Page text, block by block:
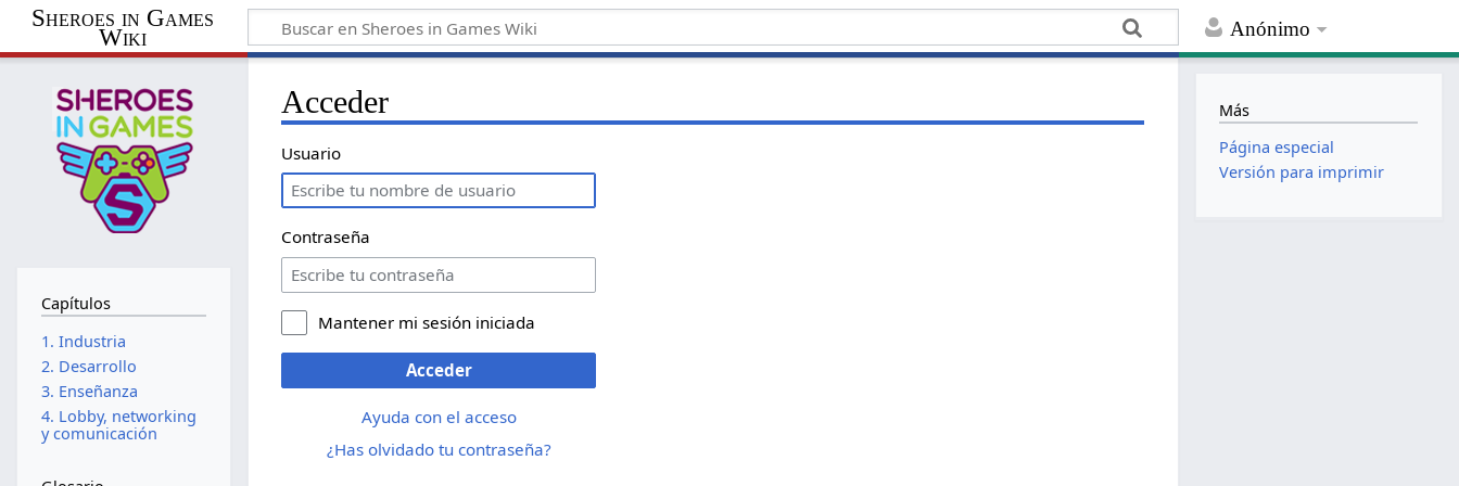
Anónimo
Sheroes in Games
Wiki
Acceder
Usuario
Contraseña
Mantener mi sesión iniciada
Acceder
Ayuda con el acceso
¿Has olvidado tu contraseña?
Capítulos
1. Industria
2. Desarrollo
3. Enseñanza
4. Lobby, networking
y comunicación
Más
Página especial
Versión para imprimir